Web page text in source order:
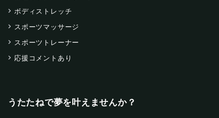
ボディストレッチ
スポーツマッサージ
スポーツトレーナー
応援コメントあり
うたたねで夢を叶えませんか？